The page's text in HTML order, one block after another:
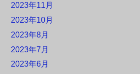
2023年11月
2023年10月
2023年8月
2023年7月
2023年6月